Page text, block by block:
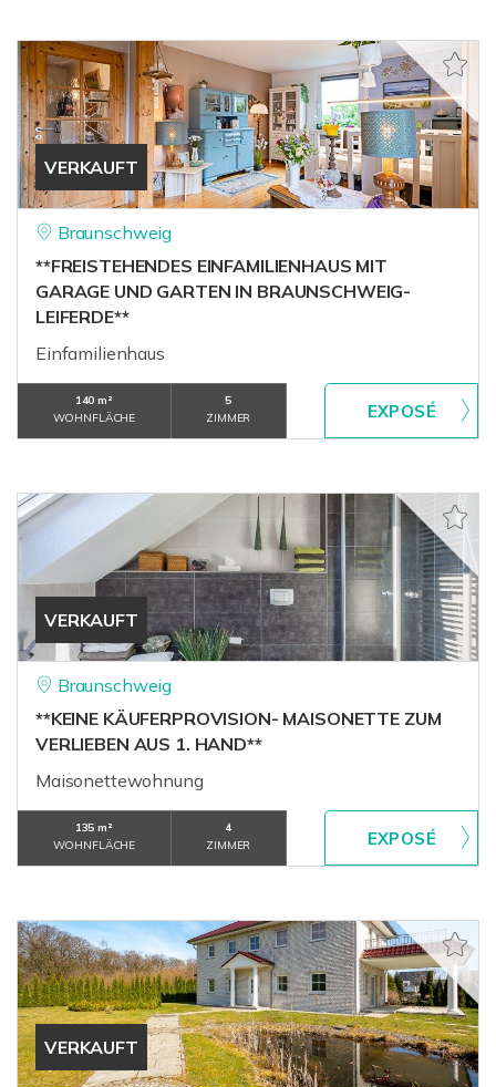
VERKAUFT
Braunschweig
**FREISTEHENDES EINFAMILIENHAUS MIT
GARAGE UND GARTEN IN BRAUNSCHWEIG-
LEIFERDE**
Einfamilienhaus
140 m²
WOHNFLÄCHE
5
ZIMMER
VERKAUFT
Braunschweig
**KEINE KÄUFERPROVISION- MAISONETTE ZUM
VERLIEBEN AUS 1. HAND**
Maisonettewohnung
135 m²
WOHNFLÄCHE
4
ZIMMER
VERKAUFT